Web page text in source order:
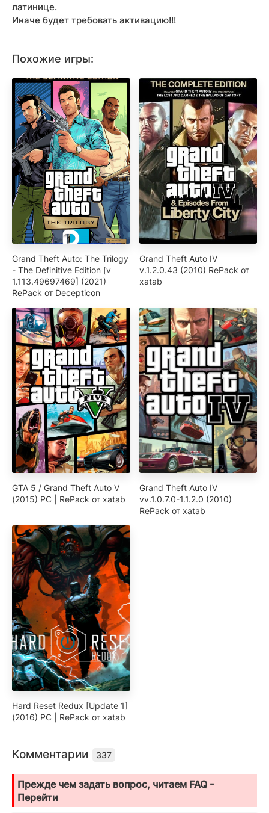
латинице.
Иначе будет требовать активацию!!!
Похожие игры:
Grand Theft Auto: The Trilogy
- The Definitive Edition [v
1.113.49697469] (2021)
RePack от Decepticon
Grand Theft Auto IV
v.1.2.0.43 (2010) RePack от
xatab
GTA 5 / Grand Theft Auto V
(2015) PC | RePack от xatab
Grand Theft Auto IV
vv.1.0.7.0-1.1.2.0 (2010)
RePack от xatab
Hard Reset Redux [Update 1]
(2016) PC | RePack от xatab
Комментарии 337
Прежде чем задать вопрос, читаем FAQ -
Перейти